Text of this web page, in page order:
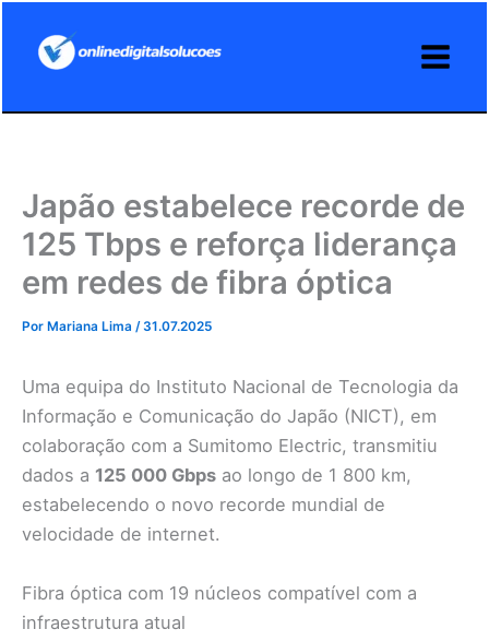
Japão estabelece recorde de
125 Tbps e reforça liderança
em redes de fibra óptica
Por Mariana Lima /31.07.2025
Uma equipa do Instituto Nacional de Tecnologia da
Informação e Comunicação do Japão (NICT), em
colaboração com a Sumitomo Electric, transmitiu
dados a 125 000 Gbps ao longo de 1 800 km,
estabelecendo o novo recorde mundial de
velocidade de internet.
Fibra óptica com 19 núcleos compatível com a
infraestrutura atual